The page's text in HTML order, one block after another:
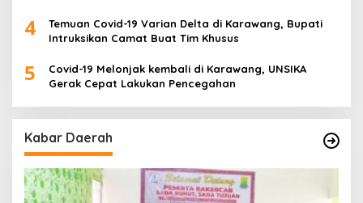
4
Temuan Covid-19 Varian Delta di Karawang, Bupati
Intruksikan Camat Buat Tim Khusus
5
Covid-19 Melonjak kembali di Karawang, UNSIKA
Gerak Cepat Lakukan Pencegahan
Kabar Daerah